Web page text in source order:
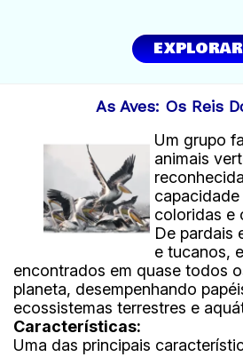
EXPLORAR
As Aves: Os Reis
Um grupo
animais
coloridas e
De pardais
e tucanos,
encontrados em quase todos
planeta, desempenhando
ecossistemas terrestres e
Características:
Uma das principais